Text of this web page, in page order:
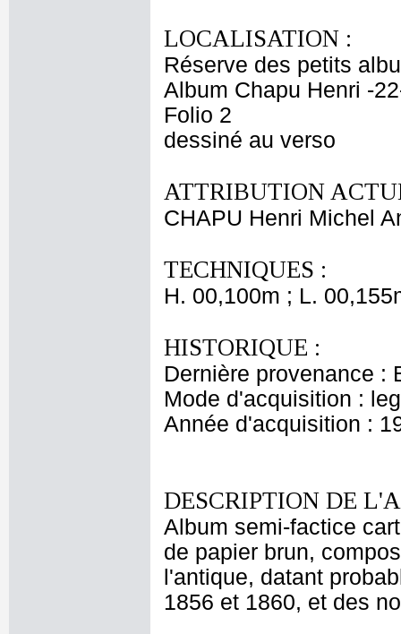
LOCALISATION :
Réserve des petits
Album Chapu Henri -
Folio 2
dessiné au verso
ATTRIBUTION
CHAPU Henri Michel
TECHNIQUES :
H. 00,100m ; L.
HISTORIQUE :
Dernière provenance :
Mode d'acquisition :
Année d'acquisition :
DESCRIPTION DE
Album semi-factice
de papier brun,
l'antique, datant
1856 et 1860, et des